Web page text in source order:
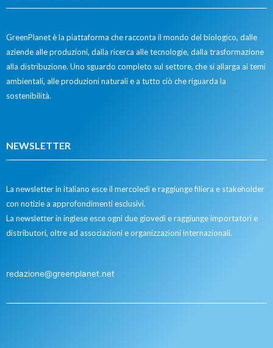
GreenPlanet è la piattaforma che racconta il mondo del biologico, dalle
aziende alle produzioni, dalla ricerca alle tecnologie, dalla trasformazione
alla distribuzione. Uno sguardo completo sul settore, che si allarga ai temi
ambientali, alle produzioni naturali e a tutto ciò che riguarda la
sostenibilità.
NEWSLETTER
La newsletter in italiano esce il mercoledì e raggiunge filiera e stakeholder
con notizie a approfondimenti esclusivi.
La newsletter in inglese esce ogni due giovedì e raggiunge importatori e
distributori, oltre ad associazioni e organizzazioni internazionali.
redazione@greenplanet.net